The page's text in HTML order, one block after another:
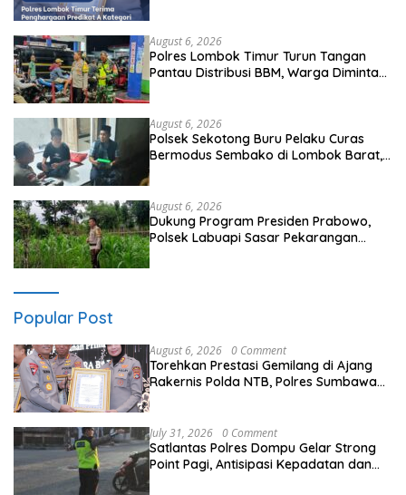
August 6, 2026
Polres Lombok Timur Turun Tangan
Pantau Distribusi BBM, Warga Diminta
August 6, 2026
Polsek Sekotong Buru Pelaku Curas
Bermodus Sembako di Lombok Barat,
August 6, 2026
Dukung Program Presiden Prabowo,
Polsek Labuapi Sasar Pekarangan
Popular Post
August 6, 2026 0 Comment
Torehkan Prestasi Gemilang di Ajang
Rakernis Polda NTB, Polres Sumbawa
July 31, 2026 0 Comment
Satlantas Polres Dompu Gelar Strong
Point Pagi, Antisipasi Kepadatan dan